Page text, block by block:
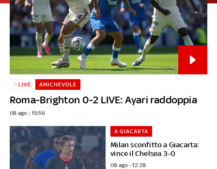
Roma-Brighton 0-2 LIVE: Ayari raddoppia
LIVE AMICHEVOLE
08 ago - 15:56
Milan sconfitto a Giacarta:
vince il Chelsea 3-0
A GIACARTA
08 ago - 12:28